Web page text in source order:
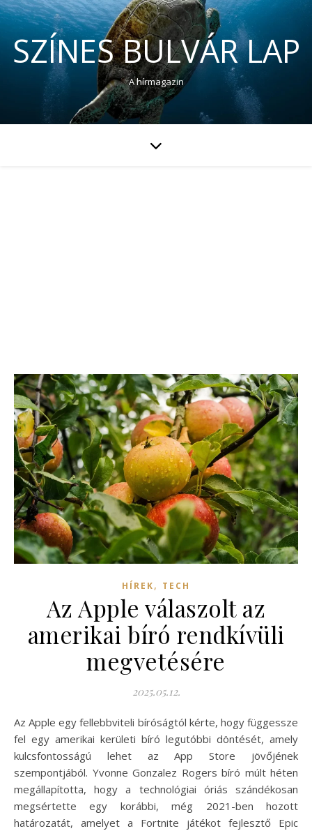
SZÍNES BULVÁR LAP
A hírmagazin
HÍREK, TECH
Az Apple válaszolt az
amerikai bíró rendkívüli
megvetésére
2025.05.12.
Az Apple egy fellebbviteli bíróságtól kérte, hogy függessze
fel egy amerikai kerületi bíró legutóbbi döntését, amely
kulcsfontosságú lehet az App Store jövőjének
szempontjából. Yvonne Gonzalez Rogers bíró múlt héten
megállapította, hogy a technológiai óriás szándékosan
megsértette egy korábbi, még 2021-ben hozott
határozatát, amelyet a Fortnite játékot fejlesztő Epic